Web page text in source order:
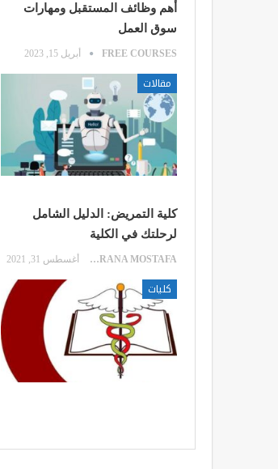
أهم وظائف المستقبل ومهارات
سوق العمل
FREE COURSES أبريل 15, 2023
مقالات
كلية التمريض: الدليل الشامل
لرحلتك في الكلية
RANA MOSTAFA أغسطس 31, 2021
كليات